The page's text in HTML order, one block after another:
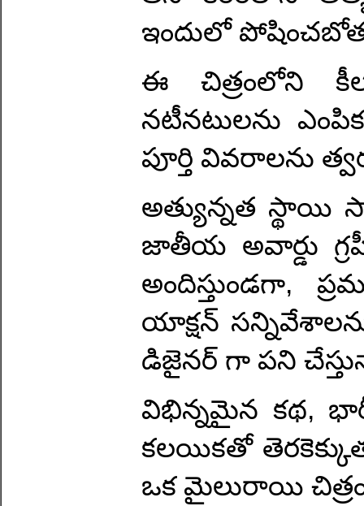
ఇందులో
ఈ చిత్రంలోని
నటీనటులను
పూర్తి వివరాలను
అత్యున్నత స్థాయి
జాతీయ అవార్డు
అందిస్తుండగా,
యాక్షన్ సన్నివేశాలను
డిజైనర్ గా పని
విభిన్నమైన కథ,
కలయికతో
ఒక మైలురాయి